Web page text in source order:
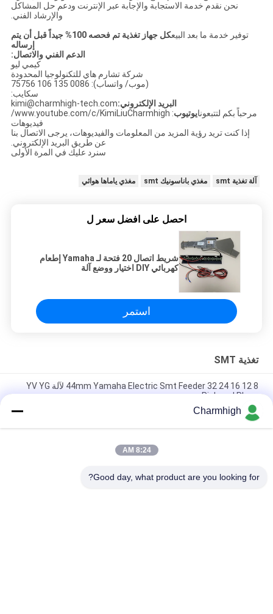
نحن نقدم خدمة الاستجابة والإجابة عبر الإنترنت ودعم حل المشاكل
والإرشاد الفني.
توفير خدمة ما بعد البيع
كل جهاز تغذية تم فحصه 100% جيداً قبل أن يتم
إرساله
الدعم الفني والاتصال:
كيمي ليو
شركة تشارم هاي للتكنولوجيا المحدودة
(موب/ واتساب): 0086 135 106 75756
سكايب:
البريد الإلكتروني:kimi@charmhigh-tech.com
مرحباً بكم لتتبعونايوتيوب
: www.youtube.com/c/KimiLiuCharmhigh/
فيديوهات
إذا كنت تريد رؤية المزيد من المعلومات والفيديوهات، يرجى الاتصال بنا
عن طريق البريد الإلكتروني.
سنرد عليك في المرة الأولى
آلة تغذية smt مغذي باناسونيك smt مغذي ياماها هوائي
احصل على افضل سعر ل
شريط اتصال 20 فتحة لـ Yamaha إطعام
كهربائي DIY اختيار ووضع آلة
استمر
تغذية SMT
8 12 16 24 32 44mm Yamaha Electric Smt Feeder لآلة YV YG
Pick and Place
آلة Charmhigh SMT
Charmhigh
8:24 AM
Good day, what product are you looking for?